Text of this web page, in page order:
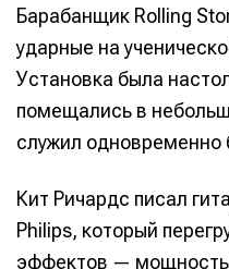
Барабанщик Rolling
ударные на
Установка была
помещались в
служил одновременно
Кит Ричардс писал
Philips, который
эффектов —